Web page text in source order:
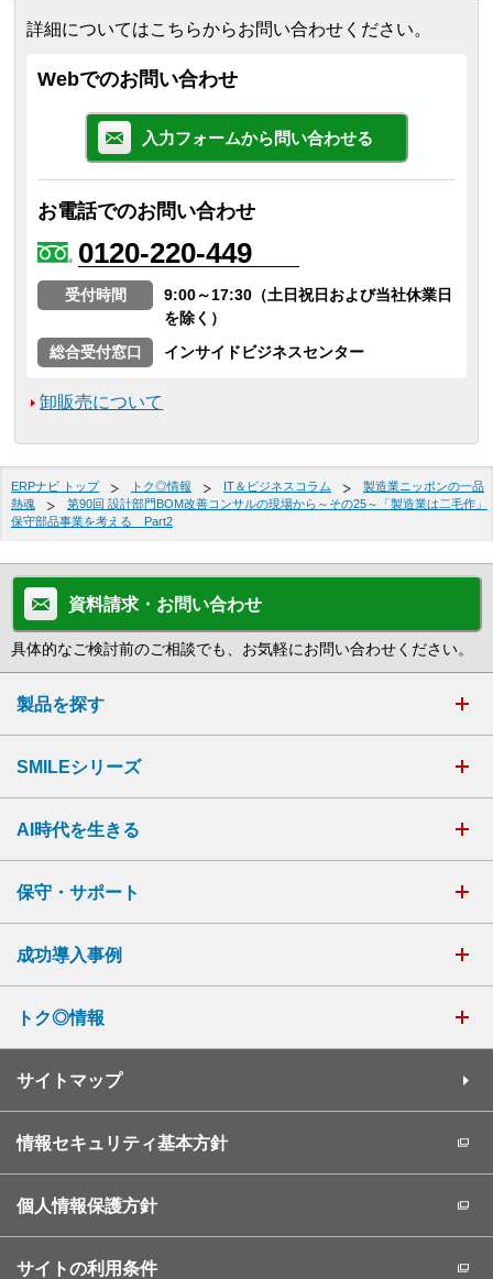
詳細についてはこちらからお問い合わせください。
Webでのお問い合わせ
入力フォームから問い合わせる
お電話でのお問い合わせ
0120-220-449
受付時間
9:00～17:30（土日祝日および当社休業日
を除く）
総合受付窓口
インサイドビジネスセンター
卸販売について
ERPナビ トップ トク◎情報 IT＆ビジネスコラム
製造業ニッポンの一品
熱魂
第90回 設計部門BOM改善コンサルの現場から～その25～「製造業は二毛作」
保守部品事業を考える Part2
資料請求・お問い合わせ
具体的なご検討前のご相談でも、お気軽にお問い合わせください。
製品を探す
SMILEシリーズ
AI時代を生きる
保守・サポート
成功導入事例
トク◎情報
サイトマップ
情報セキュリティ基本方針
個人情報保護方針
サイトの利用条件